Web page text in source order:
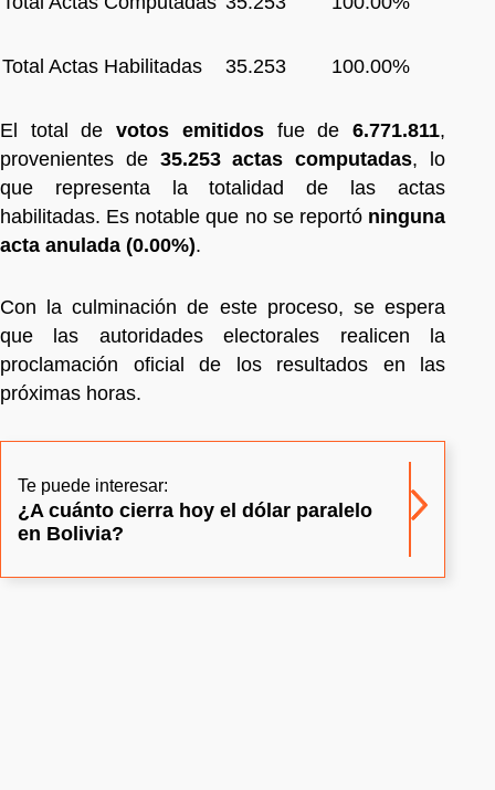
Total Actas Habilitadas 35.253 100.00%
El total devotos emitidosfue de6.771.811,
provenientes de 35.253 actas computadas, lo
que representa la totalidad de las actas
habilitadas. Es notable que no se reportó ninguna
acta anulada (0.00%).
Con la culminación de este proceso, se espera
que las autoridades electorales realicen la
proclamación oficial de los resultados en las
próximas horas.
Te puede interesar:
¿A cuánto cierra hoy el dólar paralelo
en Bolivia?